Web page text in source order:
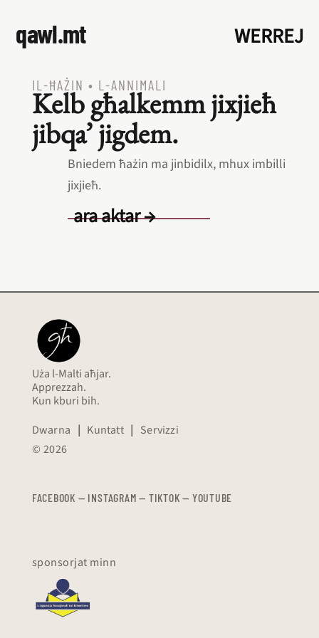
qawl.mt WERREJ
IL‑ĦAŻIN • L‑ANNIMALI
Kelb għalkemm jixjieħ
jibqa’ jigdem.
Bniedem ħażin ma jinbidilx, mhux imbilli
jixjieħ.
ara aktar →
Uża l-Malti aħjar.
Apprezzah.
Kun kburi bih.
Dwarna | Kuntatt | Servizzi
© 2026
FACEBOOK — INSTAGRAM — TIKTOK — YOUTUBE
sponsorjat minn